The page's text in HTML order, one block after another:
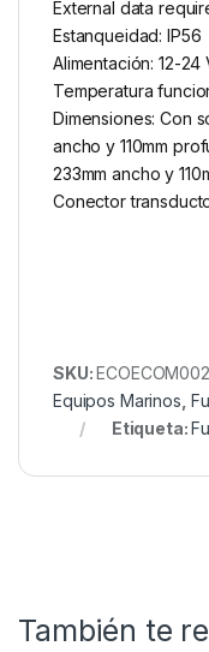
External data
Estanqueidad: IP56
Alimentación: 12-24
Temperatura
Dimensiones: Con
ancho y 110mm
233mm ancho y
Conector
SKU:ECOECOM002
Equipos Marinos
Etiqueta:
También te